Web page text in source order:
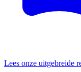
Lees onze uitgebreide